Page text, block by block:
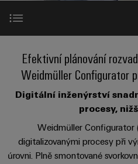
prožít.
Úprava
vody
a
odpadních
vod
Řešení
pro
Stejnosměrné
mikrosítě
u-
OS
Computing
Průmyslové
PCB
Systémy
skříní
a
a jejich
příslušenství
službou
Fast
Service
Poradenství
a
Společnost
předpisů
Pobočky
Informace
pro
management
a
Prodej
Newsletter
Webináře
Událost
Užitečné
GATEWAY,
PART
1
PŘEHLED
PŘEHLED
Stáhnout WMC
Podrobně o WMC
New Online nástroj
Poznámky k verzi&
Efektivní plánování
Weidmüller Configurator
Digitální inženýrství
procesy,
Weidmüller
digitalizovanými procesy při
úrovni. Plně smontované